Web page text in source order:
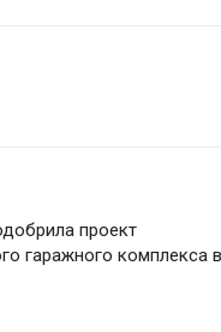
проект
гаражного комплекса в